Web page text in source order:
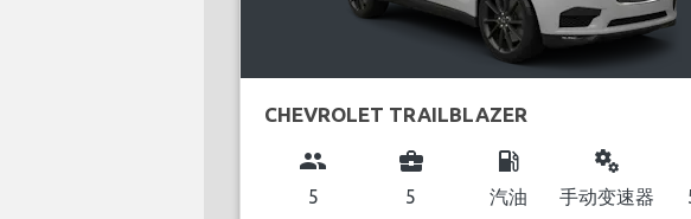
CHEVROLET TRAILBLAZER
group
5
business_center
5
local_gas_station
汽油
miscellaneous_services
手动变速器